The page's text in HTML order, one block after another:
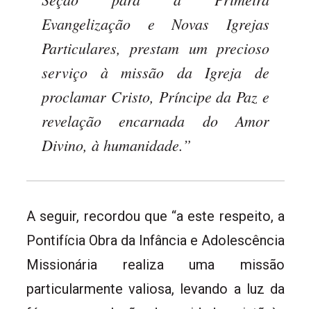
Evangelização e Novas Igrejas
Particulares, prestam um precioso
serviço à missão da Igreja de
proclamar Cristo, Príncipe da Paz e
revelação encarnada do Amor
Divino, à humanidade.”
A seguir, recordou que “a este respeito, a
Pontifícia Obra da Infância e Adolescência
Missionária realiza uma missão
particularmente valiosa, levando a luz da